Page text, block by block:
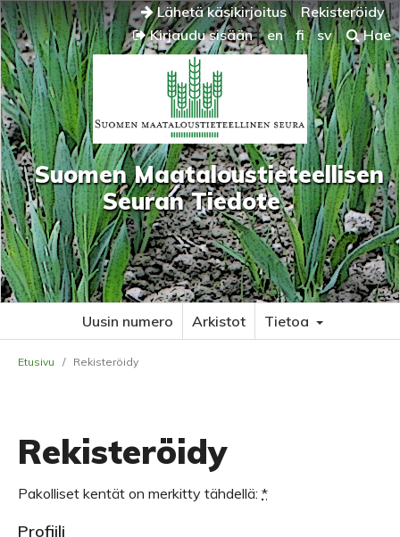
Lähetä käsikirjoitus
Rekisteröidy
Kirjaudu sisään
en fi sv Hae
Suomen Maataloustieteellisen
Seuran Tiedote
Uusin numero Arkistot Tietoa
Etusivu / Rekisteröidy
Rekisteröidy
Pakolliset kentät on merkitty tähdellä: *
Profiili